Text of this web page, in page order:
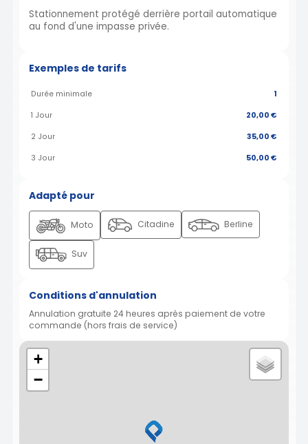
Stationnement protégé derrière portail automatique
au fond d'une impasse privée.
Exemples de tarifs
Durée minimale 1
1 Jour 20,00 €
2 Jour 35,00 €
3 Jour 50,00 €
Adapté pour
Moto Citadine Berline
Suv
Conditions d'annulation
Annulation gratuite 24 heures après paiement de votre
commande (hors frais de service)
+
−